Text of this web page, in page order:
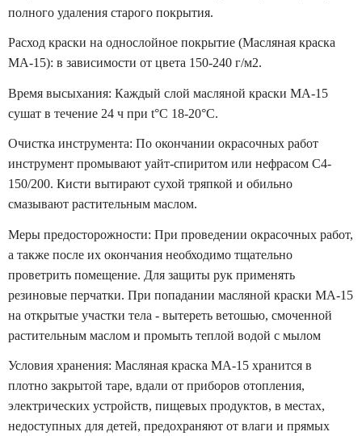
полного удаления старого покрытия.
Расход краски на однослойное покрытие (Масляная краска
МА-15): в зависимости от цвета 150-240 г/м2.
Время высыхания: Каждый слой масляной краски МА-15
сушат в течение 24 ч при t°C 18-20°С.
Очистка инструмента: По окончании окрасочных работ
инструмент промывают уайт-спиритом или нефрасом С4-
150/200. Кисти вытирают сухой тряпкой и обильно
смазывают растительным маслом.
Меры предосторожности: При проведении окрасочных работ,
а также после их окончания необходимо тщательно
проветрить помещение. Для защиты рук применять
резиновые перчатки. При попадании масляной краски МА-15
на открытые участки тела - вытереть ветошью, смоченной
растительным маслом и промыть теплой водой с мылом
Условия хранения: Масляная краска МА-15 хранится в
плотно закрытой таре, вдали от приборов отопления,
электрических устройств, пищевых продуктов, в местах,
недоступных для детей, предохраняют от влаги и прямых